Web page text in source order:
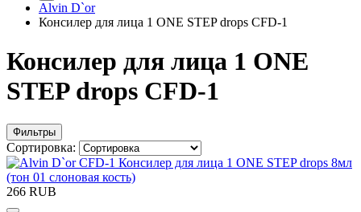
Alvin D`or
Консилер для лица 1 ONE STEP drops CFD-1
Консилер для лица 1 ONE
STEP drops CFD-1
Фильтры
Сортировка:
266 RUB